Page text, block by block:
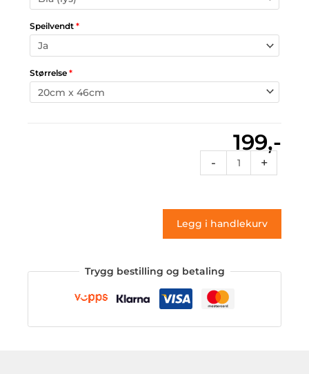
Speilvendt *
Størrelse *
199,-
-
122
antall
+
Legg i handlekurv
Trygg bestilling og betaling